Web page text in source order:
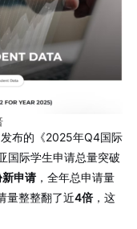
布的《2025年Q4国际
国际学生申请总量突破
新申请，全年总申请量
量整整翻了近4倍，这